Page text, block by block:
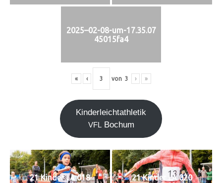
2025–02-08-um-17.35.07
45015fa4
« ‹ von 3 › »
Kin­der­leicht­ath­le­tik
VFLBochum
21 Kin­derLA018 21 Kin­der LA020